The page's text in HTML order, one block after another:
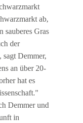
ab,
sauberes Gras
der
sagt Demmer,
an über 20-
hat es
Demmer und
in